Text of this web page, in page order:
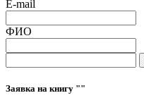
E-mail
ФИО
Заявка на книгу ""